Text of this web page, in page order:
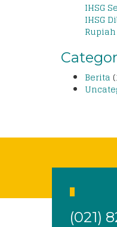
IHSG
IHSG
Berita
(021)